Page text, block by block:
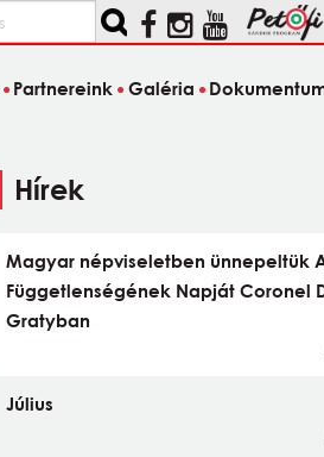
Partnereink Galéria
Hírek
Magyar népviseletben ünnepeltük
Függetlenségének Napját Coronel
Gratyban
Július